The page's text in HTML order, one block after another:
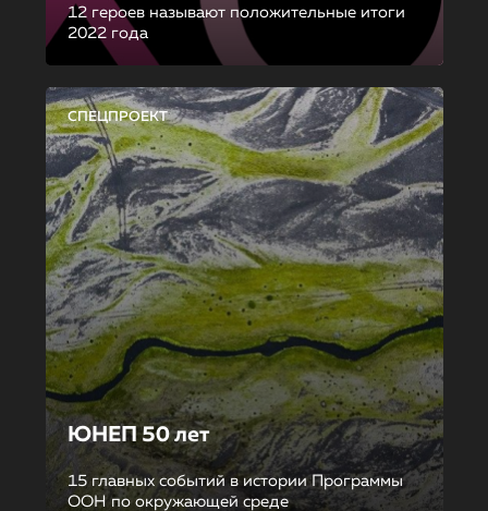
12 героев называют положительные итоги
2022 года
СПЕЦПРОЕКТ
ЮНЕП 50 лет
15 главных событий в истории Программы
ООН по окружающей среде